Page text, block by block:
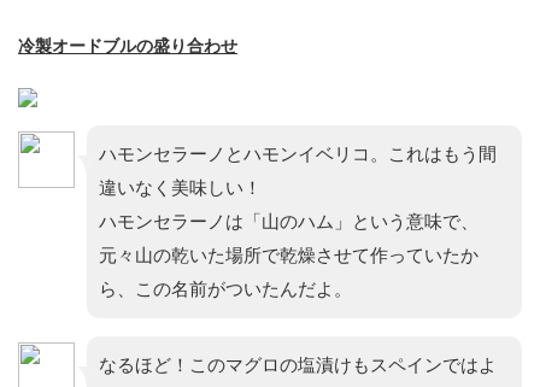
冷製オードブルの盛り合わせ
ハモンセラーノとハモンイベリコ。これはもう間
違いなく美味しい！
ハモンセラーノは「山のハム」という意味で、
元々山の乾いた場所で乾燥させて作っていたか
ら、この名前がついたんだよ。
なるほど！このマグロの塩漬けもスペインではよ